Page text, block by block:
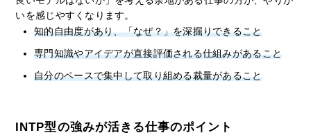
いを感じやすくなります。
知的自由度があり、「なぜ？」を深掘りできること
専門知識やアイデアが直接評価される仕組みがあること
自分のペースで集中して取り組める裁量があること
INTP型の強みが活きる仕事のポイント